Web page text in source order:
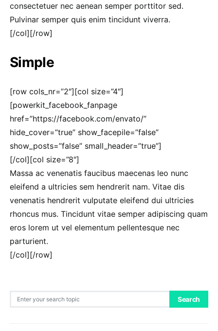
consectetuer nec aenean semper porttitor sed.
Pulvinar semper quis enim tincidunt viverra.
[/col][/row]
Simple
[row cols_nr=”2″][col size=”4″]
[powerkit_facebook_fanpage
href=”https://facebook.com/envato/”
hide_cover=”true” show_facepile=”false”
show_posts=”false” small_header=”true”]
[/col][col size=”8″]
Massa ac venenatis faucibus maecenas leo nunc
eleifend a ultricies sem hendrerit nam. Vitae dis
venenatis hendrerit vulputate eleifend dui ultricies
rhoncus mus. Tincidunt vitae semper adipiscing quam
eros lorem ut vel elementum pellentesque nec
parturient.
[/col][/row]
Search